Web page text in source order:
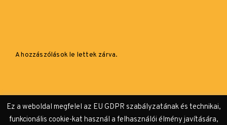
A hozzászólások le lettek zárva.
Ez a weboldal megfelel az EU GDPR szabályzatának és technikai,
funkcionális cookie-kat használ a felhasználói élmény javítására,